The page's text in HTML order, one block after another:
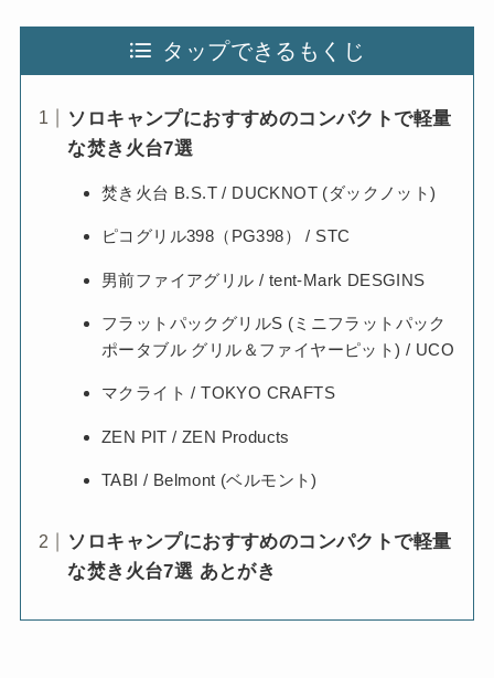
タップできるもくじ
ソロキャンプにおすすめのコンパクトで軽量
な焚き火台7選
焚き火台 B.S.T / DUCKNOT (ダックノット)
ピコグリル398（PG398） / STC
男前ファイアグリル / tent-Mark DESGINS
フラットパックグリルS (ミニフラットパック
ポータブル グリル＆ファイヤーピット) / UCO
マクライト / TOKYO CRAFTS
ZEN PIT / ZEN Products
TABI / Belmont (ベルモント)
ソロキャンプにおすすめのコンパクトで軽量
な焚き火台7選 あとがき